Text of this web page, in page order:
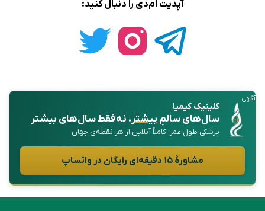
آپدیت ام‌دی را دنبال کنید:
آگهی
کلینیک کیمیا
سال‌های سالمِبیشتر، نه فقط سال‌های بیشتر
پزشکی طول عمر، کاملاً آنلاین از هر نقطه‌ی جهان
مشاورهٔ ۱۵ دقیقه‌ای رایگان در واتساپ